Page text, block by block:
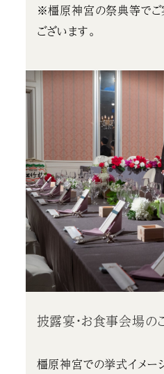
※橿原神宮の祭典等でご
ございます。
披露宴・お食事会場の
橿原神宮での挙式イメー